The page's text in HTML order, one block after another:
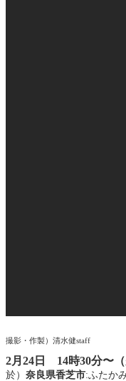
撮影・作製）清水健staff
2月24日 14時30分〜（
於） 奈良県香芝市:ふたか